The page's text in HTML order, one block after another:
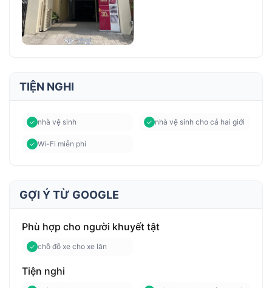
TIỆN NGHI
nhà vệ sinh nhà vệ sinh cho cả hai giới
Wi-Fi miễn phí
GỢI Ý TỪ GOOGLE
Phù hợp cho người khuyết tật
chỗ đỗ xe cho xe lăn
Tiện nghi